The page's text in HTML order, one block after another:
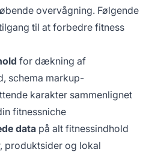
overvågning. Følgende
til at forbedre fitness
for dækning af
schema markup-
karakter sammenlignet
fitnessniche
data på alt fitnessindhold
produktsider og lokal